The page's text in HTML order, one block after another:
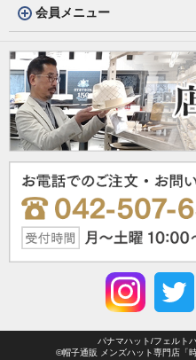
会員メニュー
パナマハット/フェルト
©帽子通販 メンズハット専門店「